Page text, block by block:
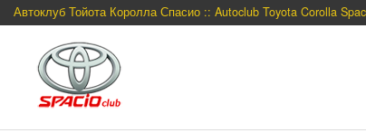
Автоклуб Тойота Королла Спасио :: Autoclub Toyota Corolla